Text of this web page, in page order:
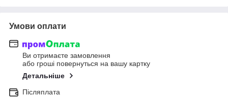
Умови оплати
Ви отримаєте замовлення
або гроші повернуться на вашу картку
Детальніше
Післяплата